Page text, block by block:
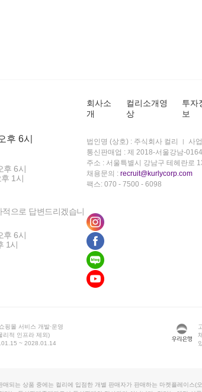
후 6시
후 6시
1시
으로 답변드리겠습니
후 6시
1시
회사소
개
컬리소개영
상
투자
보
법인명 (상호) : 주식회사 컬리 사
통신판매업 : 제 2018-서울강남-
주소 : 서울특별시 강남구 테헤란로
채용문의 : recruit@kurlycorp.com
팩스: 070 - 7500 - 6098
핑몰 서비스 개발·운영
리적 인프라 제외)
~ 2028.01.14
매되는 상품 중에는 컬리에 입점한 개별 판매자가 판매하는 마켓플레이스(